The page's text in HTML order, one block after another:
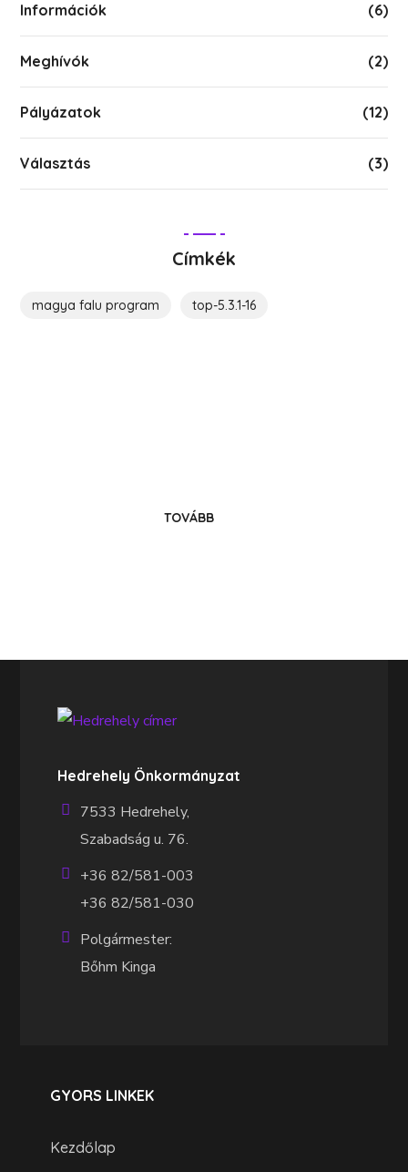
Információk (6)
Meghívók (2)
Pályázatok (12)
Választás (3)
Címkék
magya falu program top-5.3.1-16
TOVÁBB
Hedrehely Önkormányzat
7533 Hedrehely,
Szabadság u. 76.
+36 82/581-003
+36 82/581-030
Polgármester:
Bőhm Kinga
GYORS LINKEK
Kezdőlap